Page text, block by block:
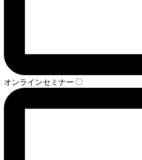
オンラインセミナー